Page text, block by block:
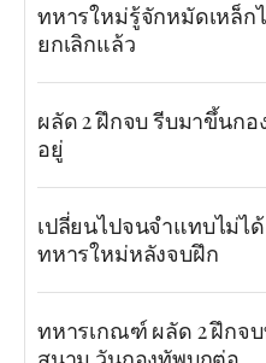
ทหารใหม่รู้จักหมัดเหล็
ยกเลิกแล้ว
ผลัด 2 ฝึกจบ รีบมาขึ้นก
อยู่
เปลี่ยนไปจนจำแทบไม่ไ
ทหารใหม่หลังจบฝึก
ทหารเกณฑ์ ผลัด 2 ฝึกจ